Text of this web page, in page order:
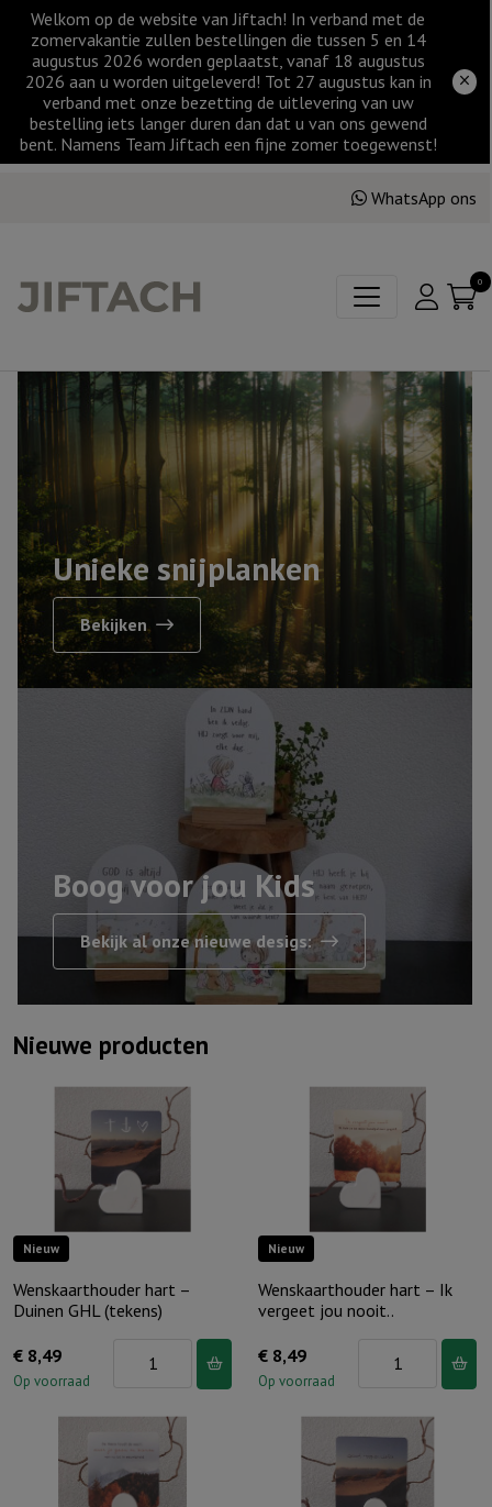
Welkom op de website van Jiftach! In verband met de
zomervakantie zullen bestellingen die tussen 5 en 14
augustus 2026 worden geplaatst, vanaf 18 augustus
2026 aan u worden uitgeleverd! Tot 27 augustus kan in
verband met onze bezetting de uitlevering van uw
bestelling iets langer duren dan dat u van ons gewend
bent. Namens Team Jiftach een fijne zomer toegewenst!
WhatsApp ons
0
Unieke snijplanken
Bekijken
Boog voor jou Kids
Bekijk al onze nieuwe desigs:
Nieuwe producten
Nieuw
Wenskaarthouder hart –
Duinen GHL (tekens)
€ 8,49
Op voorraad
Wenskaarthouder
–
Duinen
GHL
(tekens)
Nieuw
Wenskaarthouder hart – Ik
vergeet jou nooit..
€ 8,49
Op voorraad
Wenskaarthouder
–
Ik
vergeet
jou